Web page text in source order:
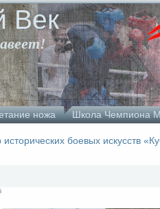
Век
ножа Школа Чемпиона
боевых искусств